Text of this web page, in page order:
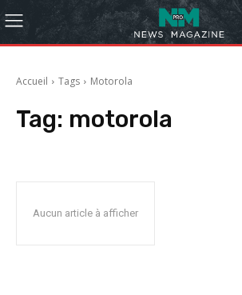
Accueil Tags Motorola
Tag: motorola
Aucun article à afficher